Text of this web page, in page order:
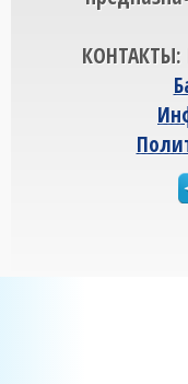
КОНТАКТЫ: